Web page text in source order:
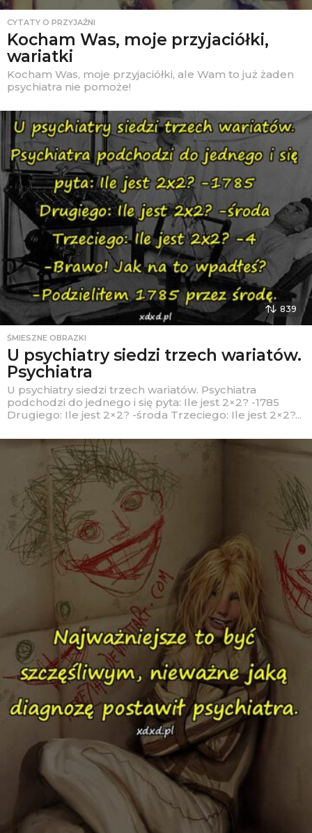
CYTATY O PRZYJAŹNI
Kocham Was, moje przyjaciółki,
wariatki
Kocham Was, moje przyjaciółki, ale Wam to już żaden
psychiatra nie pomoże!
839
ŚMIESZNE OBRAZKI
U psychiatry siedzi trzech wariatów.
Psychiatra
U psychiatry siedzi trzech wariatów. Psychiatra
podchodzi do jednego i się pyta: Ile jest 2×2? -1785
Drugiego: Ile jest 2×2? -środa Trzeciego: Ile jest 2×2?...